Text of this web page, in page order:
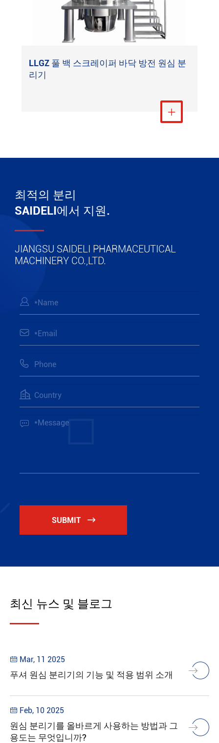
LLGZ 풀 백 스크레이퍼 바닥 방전 원심 분
리기
더 보기

최적의 분리
SAIDELI에서 지원.
JIANGSU SAIDELI PHARMACEUTICAL
MACHINERY CO.,LTD.





SUBMIT 
최신 뉴스 및 블로그
 Mar, 11 2025
푸셔 원심 분리기의 기능 및 적용 범위 소개
 Feb, 10 2025
원심 분리기를 올바르게 사용하는 방법과 그
용도는 무엇입니까?